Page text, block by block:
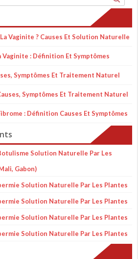
Vaginite ? Causes Et Solution Naturelle
: Définition Et Symptômes
Symptômes Et Traitement Naturel
Symptômes Et Traitement Naturel
: Définition Causes Et Symptômes
Solution Naturelle Par Les
Gabon)
Solution Naturelle Par Les Plantes
Solution Naturelle Par Les Plantes
Solution Naturelle Par Les Plantes
Solution Naturelle Par Les Plantes